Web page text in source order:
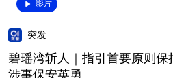
影片
突发
碧瑶湾斩人｜指引首要原则
涉事保安英勇